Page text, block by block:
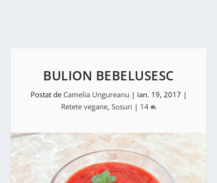
BULION BEBELUSESC
Postat de Camelia Ungureanu | ian. 19, 2017 |
Retete vegane, Sosuri | 14